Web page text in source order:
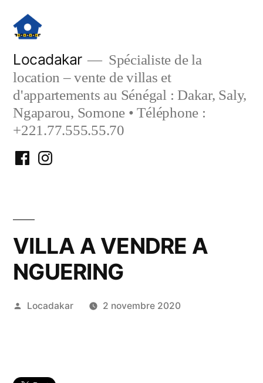
contenu
Locadakar
Spécialiste de la
location – vente de villas et
d'appartements au Sénégal : Dakar, Saly,
Ngaparou, Somone • Téléphone :
+221.77.555.55.70
FacebookInstagram
VILLA A VENDRE A
NGUERING
Publié
Locadakar 2 novembre 2020